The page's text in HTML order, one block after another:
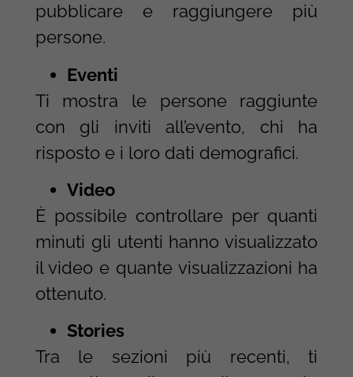
pubblicare e raggiungere più
persone.
Eventi
Ti mostra le persone raggiunte
con gli inviti all’evento, chi ha
risposto e i loro dati demografici.
Video
È possibile controllare per quanti
minuti gli utenti hanno visualizzato
il video e quante visualizzazioni ha
ottenuto.
Stories
Tra le sezioni più recenti, ti